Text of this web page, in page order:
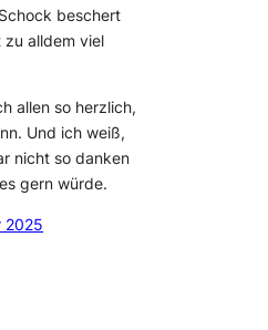
beschert
zu alldem viel
allen so herzlich,
Und ich weiß,
nicht so danken
gern würde.
2025